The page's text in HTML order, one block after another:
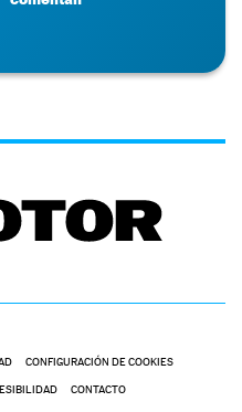
CONFIGURACIÓN DE COOKIES
CONTACTO